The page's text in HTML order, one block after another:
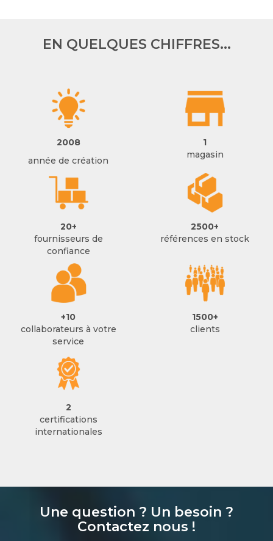
EN QUELQUES CHIFFRES...
2008
année de création
1
magasin
20+
fournisseurs de
confiance
2500+
références en stock
+10
collaborateurs à votre
service
1500+
clients
2
certifications
internationales
Une question ? Un besoin ?
Contactez nous !